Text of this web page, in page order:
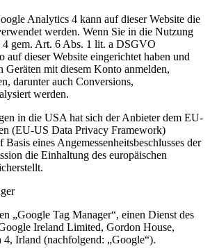
Analytics 4 kann auf dieser Website die
werden. Wenn Sie in die Nutzung
gem. Art. 6 Abs. 1 lit. a DSGVO
dieser Website eingerichtet haben und
Geräten mit diesem Konto anmelden,
darunter auch Conversions,
werden.
in die USA hat sich der Anbieter dem EU-
(EU-US Data Privacy Framework)
Basis eines Angemessenheitsbeschlusses der
die Einhaltung des europäischen
„Google Tag Manager“, einen Dienst des
Ireland Limited, Gordon House,
Irland (nachfolgend: „Google“).